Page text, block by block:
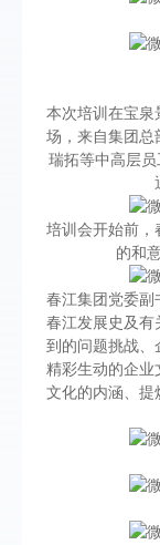
本次培训在宝泉
场，来自集团总
瑞拓等中高层
培训会开始前，
的和
春江集团党委副
春江发展史及有
到的问题挑战、
精彩生动的企业
文化的内涵、提